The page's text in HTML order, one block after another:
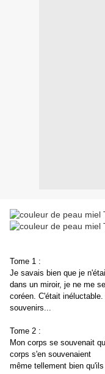
Tome 1 :
Je savais bien que je
dans un miroir, je ne me
coréen. C'était
souvenirs...
Tome 2 :
Mon corps se souvenait
corps s'en souvenaient
même tellement bien